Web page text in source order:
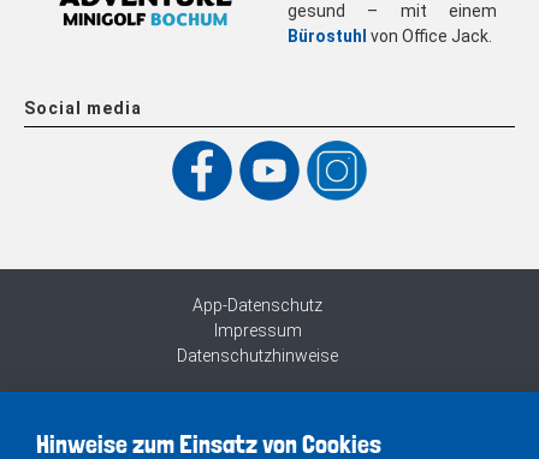
gesund – mit einem
Bürostuhl von Office Jack.
Social media
App-Datenschutz
Impressum
Datenschutzhinweise
Hinweise zum Einsatz von Cookies